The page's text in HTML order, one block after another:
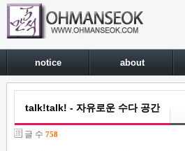
notice about
talk!talk! - 자유로운 수다 공간
글 수 758